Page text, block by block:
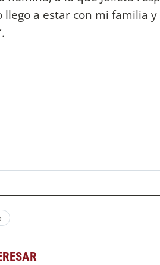
llego a estar con mi familia